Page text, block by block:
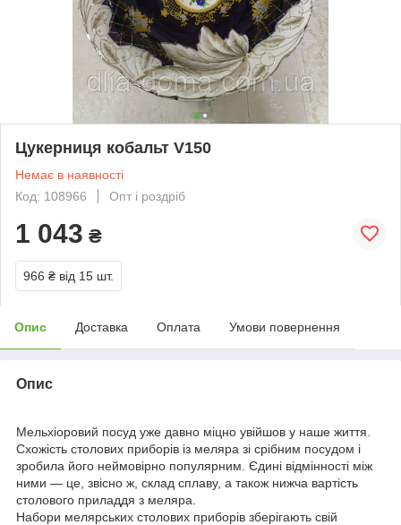
Цукерниця кобальт V150
Немає в наявності
Код: 108966
Опт і роздріб
1 043 ₴
966 ₴ від 15 шт.
Опис Доставка Оплата Умови повернення
Опис
Мельхіоровий посуд уже давно міцно увійшов у наше життя.
Схожість столових приборів із меляра зі срібним посудом і
зробила його неймовірно популярним. Єдині відмінності між
ними — це, звісно ж, склад сплаву, а також нижча вартість
столового приладдя з меляра.
Набори мелярських столових приборів зберігають свій